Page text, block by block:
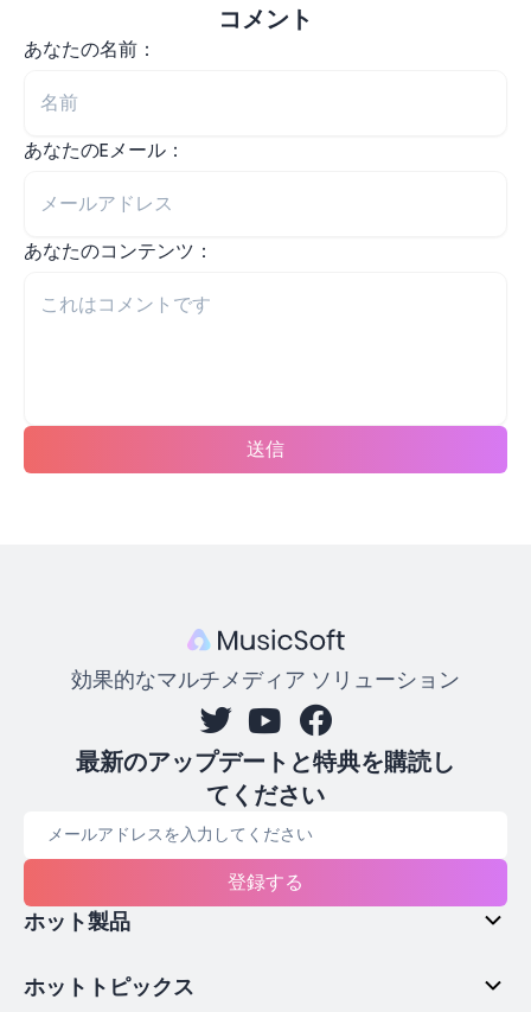
コメント
あなたの名前：
あなたのEメール：
あなたのコンテンツ：
送信
効果的なマルチメディア ソリューション
最新のアップデートと特典を購読し
てください
登録する
ホット製品
ホットトピックス